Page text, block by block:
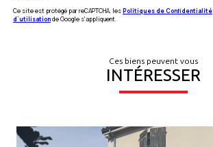
Ce site est protégé par reCAPTCHA, lesPolitiques de Confidentialité
d'utilisationde Google s'appliquent.
Ces biens peuvent vous
INTÉRESSER